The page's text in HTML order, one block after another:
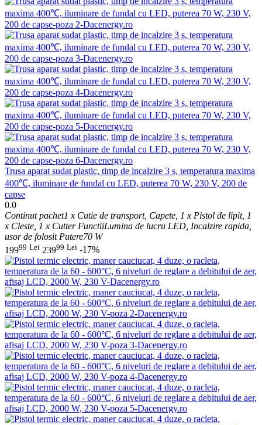
​Trusa aparat sudat plastic, timp de incalzire 3 s, temperatura maxima
400℃, iluminare de fundal cu LED, puterea 70 W, 230 V, 200 de
capse
0.0
Continut pachet1 x Cutie de transport, Capete, 1 x Pistol de lipit, 1
x Cleste, 1 x Cutter FunctiiLumina de lucru LED, Incalzire rapida,
usor de folosit Putere70 W
19999 Lei 23999 Lei -17%